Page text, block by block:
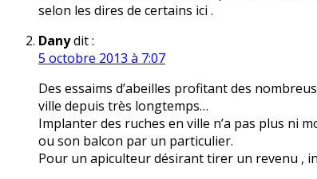
selon les dires de certains ici .
Danydit :
5 octobre 2013 à 7:07
Des essaims d’abeilles profitant des
ville depuis très longtemps…
Implanter des ruches en ville n’a pas plus ni
ou son balcon par un particulier.
Pour un apiculteur désirant tirer un revenu ,